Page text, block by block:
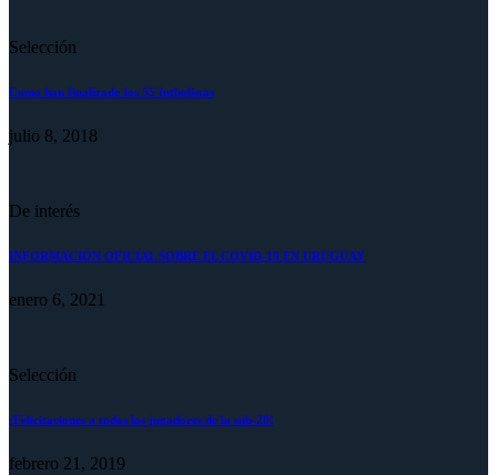
Selección
Como han finalizado los 55 futbolistas
julio 8, 2018
De interés
INFORMACIÓN OFICIAL SOBRE EL COVID-19 EN URUGUAY
enero 6, 2021
Selección
¡Felicitaciones a todos los jugadores de la sub-20!
febrero 21, 2019